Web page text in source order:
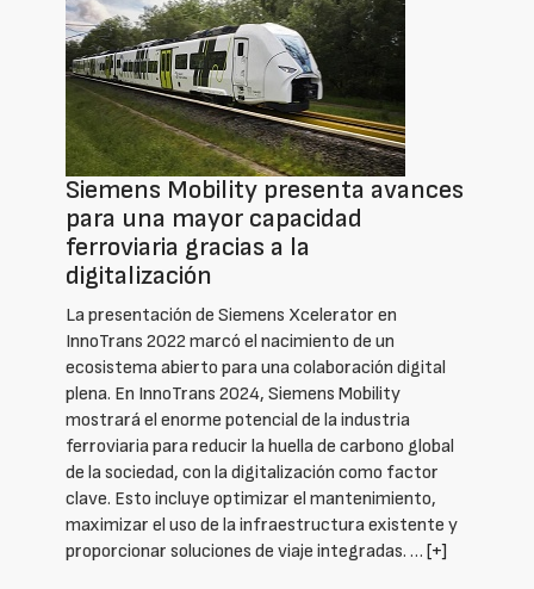
Siemens Mobility presenta avances
para una mayor capacidad
ferroviaria gracias a la
digitalización
La presentación de Siemens Xcelerator en
InnoTrans 2022 marcó el nacimiento de un
ecosistema abierto para una colaboración digital
plena. En InnoTrans 2024, Siemens Mobility
mostrará el enorme potencial de la industria
ferroviaria para reducir la huella de carbono global
de la sociedad, con la digitalización como factor
clave. Esto incluye optimizar el mantenimiento,
maximizar el uso de la infraestructura existente y
proporcionar soluciones de viaje integradas. … [+]